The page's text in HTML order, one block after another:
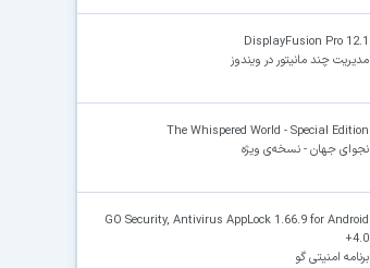
DisplayFusion Pro 12.1
مدیریت چند مانیتور در ویندوز
The Whispered World - Special Edition
نجوای جهان - نسخه‌ی ویژه
GO Security, Antivirus AppLock 1.66.9 for Android
+4.0
برنامه امنیتی گو